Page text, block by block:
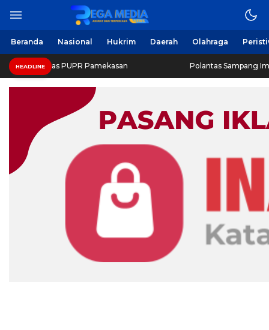
Beranda Nasional Hukrim Daerah Olahraga
HEADLINE
PUPR Pamekasan Polantas Sampang Imbau Latihan